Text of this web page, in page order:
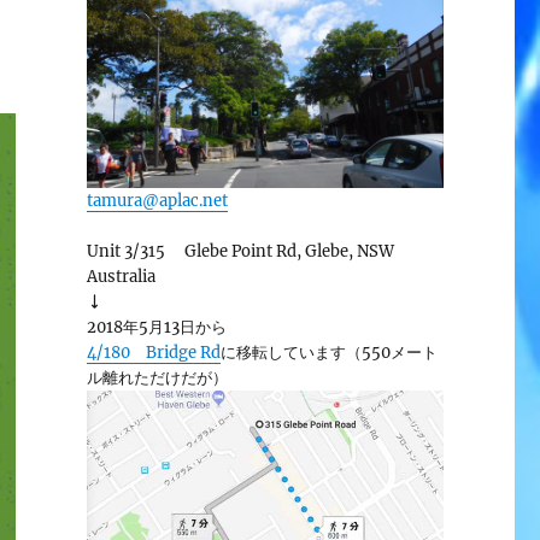
tamura@aplac.net
Unit 3/315 Glebe Point Rd, Glebe, NSW
Australia
↓
2018年5月13日から
4/180 Bridge Rdに移転しています（550メート
ル離れただけだが）